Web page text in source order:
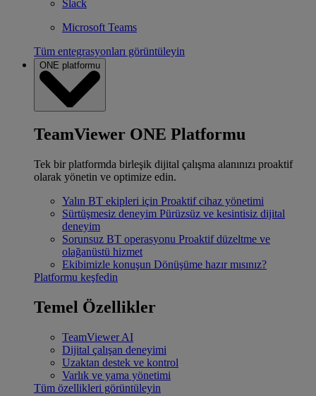
Slack
Microsoft Teams
Tüm entegrasyonları görüntüleyin
ONE platformu
TeamViewer ONE Platformu
Tek bir platformda birleşik dijital çalışma alanınızı proaktif
olarak yönetin ve optimize edin.
Yalın BT ekipleri için Proaktif cihaz yönetimi
Sürtüşmesiz deneyim Pürüzsüz ve kesintisiz dijital
deneyim
Sorunsuz BT operasyonu Proaktif düzeltme ve
olağanüstü hizmet
Ekibimizle konuşun Dönüşüme hazır mısınız?
Platformu keşfedin
Temel Özellikler
TeamViewer AI
Dijital çalışan deneyimi
Uzaktan destek ve kontrol
Varlık ve yama yönetimi
Tüm özellikleri görüntüleyin